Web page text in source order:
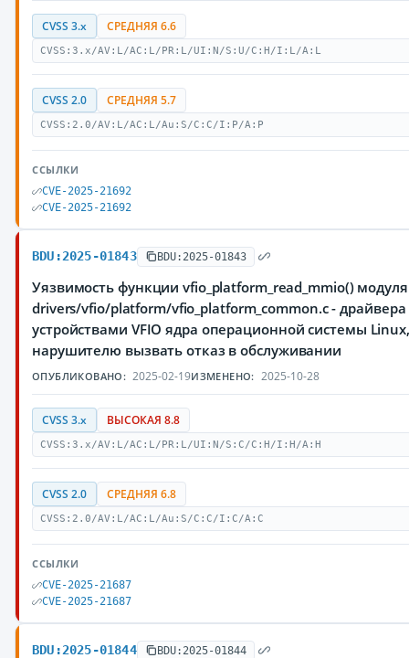
CVSS 3.x СРЕДНЯЯ 6.6
CVSS:3.x/AV:L/AC:L/PR:L/UI:N/S:U/C:H/I:L/A:L
CVSS 2.0 СРЕДНЯЯ 5.7
CVSS:2.0/AV:L/AC:L/Au:S/C:C/I:P/A:P
ССЫЛКИ
CVE-2025-21692
CVE-2025-21692
BDU:2025-01843 BDU:2025-01843
Уязвимость функции vfio_platform_read_mmio() модуля
drivers/vfio/platform/vfio_platform_common.c -
устройствами VFIO ядра операционной системы
нарушителю вызвать отказ в обслуживании
ОПУБЛИКОВАНО: 2025-02-19ИЗМЕНЕНО: 2025-10-28
CVSS 3.x ВЫСОКАЯ 8.8
CVSS:3.x/AV:L/AC:L/PR:L/UI:N/S:C/C:H/I:H/A:H
CVSS 2.0 СРЕДНЯЯ 6.8
CVSS:2.0/AV:L/AC:L/Au:S/C:C/I:C/A:C
ССЫЛКИ
CVE-2025-21687
CVE-2025-21687
BDU:2025-01844 BDU:2025-01844